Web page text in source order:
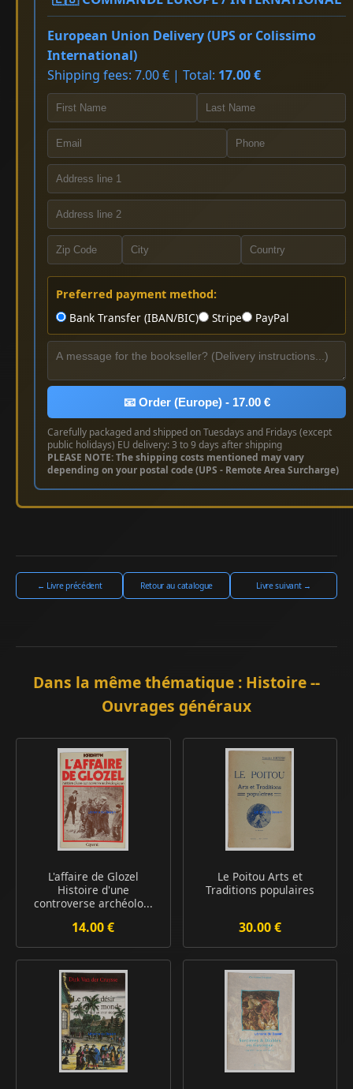
European Union Delivery (UPS or Colissimo
International)
Shipping fees: 7.00 € | Total: 17.00 €
Preferred payment method:
Bank Transfer (IBAN/BIC)
Stripe PayPal
📧 Order (Europe) - 17.00 €
Carefully packaged and shipped on Tuesdays and Fridays (except
public holidays) EU delivery: 3 to 9 days after shipping
PLEASE NOTE: The shipping costs mentioned may vary
depending on your postal code (UPS - Remote Area Surcharge)
← Livre précédent Retour au catalogue Livre suivant →
Dans la même thématique : Histoire --
Ouvrages généraux
L'affaire de Glozel
Histoire d'une
controverse archéolo...
14.00 €
Le Poitou Arts et
Traditions populaires
30.00 €